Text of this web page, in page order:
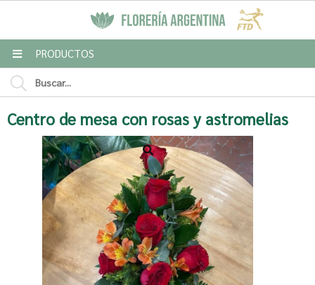
Enviar a email
Para
Mensaje
MI COMPRA
PRODUCTOS
Centro de mesa con rosas y astromelias